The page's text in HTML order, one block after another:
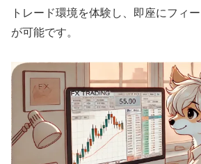
トレード環境を体験し、即座にフィ
が可能です。